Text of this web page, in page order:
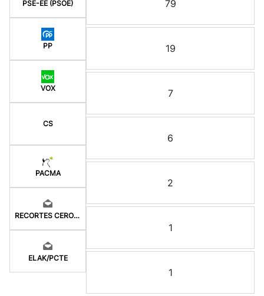
PSE-EE (PSOE)
PP
VOX
CS
PACMA
RECORTES CERO-GV
ELAK/PCTE
79
19
7
6
2
1
1